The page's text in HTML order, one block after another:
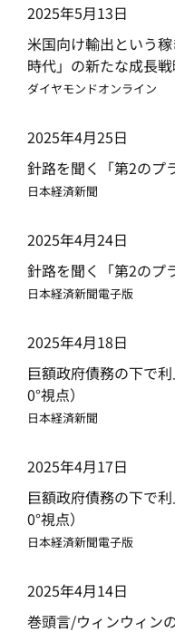
2025年5月13日
米国向け輸出という
時代」の新たな成長
ダイヤモンドオンライン
2025年4月25日
針路を聞く「第2のプ
日本経済新聞
2025年4月24日
針路を聞く「第2のプ
日本経済新聞電子版
2025年4月18日
巨額政府債務の下で
0°視点）
日本経済新聞
2025年4月17日
巨額政府債務の下で
0°視点）
日本経済新聞電子版
2025年4月14日
巻頭言/ウィンウィン